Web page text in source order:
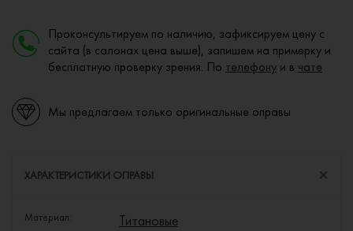
Проконсультируем по наличию, зафиксируем цену с
сайта (в салонах цена выше), запишем на примерку и
бесплатную проверку зрения. По телефону и в чате
Мы предлагаем только оригинальные оправы
ХАРАКТЕРИСТИКИ ОПРАВЫ
Материал: Титановые